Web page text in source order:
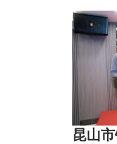
昆山